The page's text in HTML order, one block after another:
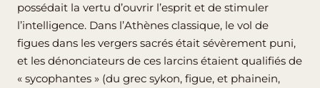
possédait la vertu d’ouvrir l’esprit et de stimuler
l’intelligence. Dans l’Athènes classique, le vol de
figues dans les vergers sacrés était sévèrement puni,
et les dénonciateurs de ces larcins étaient qualifiés de
« sycophantes » (du grec sykon, figue, et phainein,